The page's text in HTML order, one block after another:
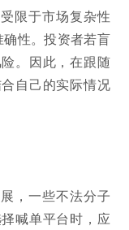
限于市场复杂性
性。投资者若盲
。因此，在跟随
自己的实际情况
，一些不法分子
喊单平台时，应